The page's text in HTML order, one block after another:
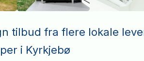
tilbud fra flere lokale
i Kyrkjebø